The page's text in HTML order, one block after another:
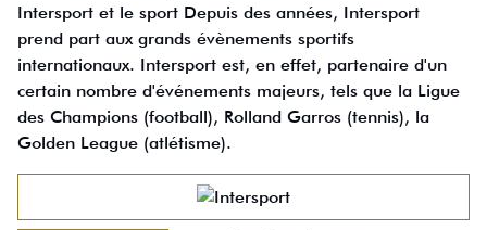
Intersport et le sport Depuis des années, Intersport
prend part aux grands évènements sportifs
internationaux. Intersport est, en effet, partenaire d'un
certain nombre d'événements majeurs, tels que la Ligue
des Champions (football), Rolland Garros (tennis), la
Golden League (atlétisme).